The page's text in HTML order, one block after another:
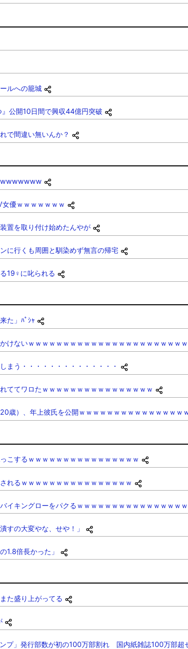
ルへの籠城
』公開10日間で興収44億円突破
で間違い無いんか？
wwwwwww
女優ｗｗｗｗｗｗｗ
置を取り付け始めたんやが
に行くも周囲と馴染めず無言の帰宅
19♀に叱られる
た」ﾊﾟｼｬ
けないｗｗｗｗｗｗｗｗｗｗｗｗｗｗｗｗｗｗｗｗｗｗ
まう・・・・・・・・・・・・・・
ててワロたｗｗｗｗｗｗｗｗｗｗｗｗｗｗｗｗ
歳）、年上彼氏を公開ｗｗｗｗｗｗｗｗｗｗｗｗｗｗｗ
こするｗｗｗｗｗｗｗｗｗｗｗｗｗｗｗｗ
れるｗｗｗｗｗｗｗｗｗｗｗｗｗｗｗｗ
イキングローをパクるｗｗｗｗｗｗｗｗｗｗｗｗｗｗｗｗ
すの大変やな、せや！」
1.8倍長かった」
た盛り上がってる
プ」発行部数が初の100万部割れ 国内紙雑誌100万部超